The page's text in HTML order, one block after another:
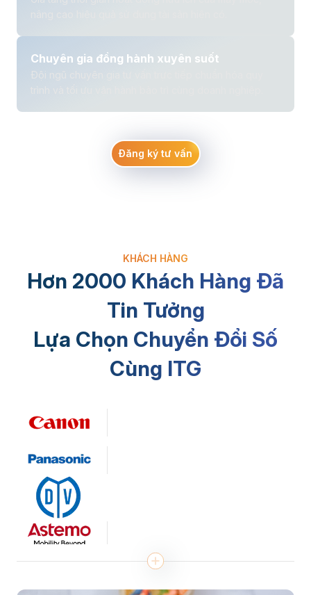
Chuyên gia đồng hành xuyên suốt
Đội ngũ chuyên gia tư vấn trực tiếp chuẩn hóa quy
Đăng ký tư vấn
KHÁCH HÀNG
Hơn 2000 Khách Hàng Đã
Tin Tưởng
Lựa Chọn Chuyển Đổi Số
Cùng ITG